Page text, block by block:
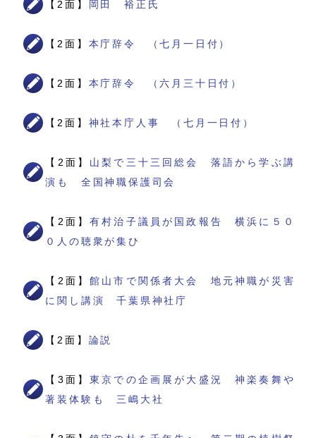
【2面】 岡田 裕正氏
【2面】 本庁辞令 （七月一日付）
【2面】 本庁辞令 （六月三十日付）
【2面】 神社本庁人事 （七月一日付）
【2面】 山梨で三十三回総会 落語から学ぶ講
演も 全国神職保護司会
【2面】有村治子議員が国政報告 横浜に５０
０人の聴衆が集ひ
【2面】館山市で関係者大会 地元神職が災害
に関し講演 千葉県神社庁
【2面】 論説
【3面】東京での企画展が大盛況 神楽奏舞や
著装体験も 三嶋大社